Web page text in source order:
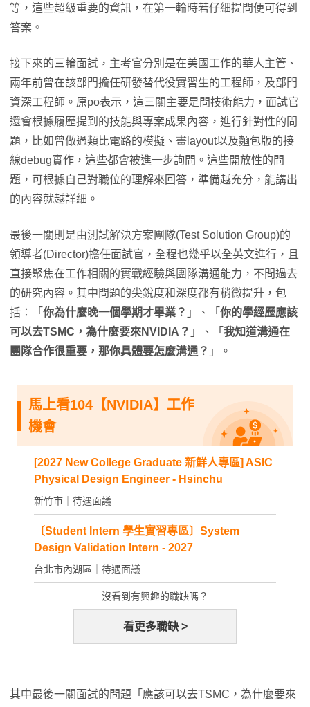
等，這些超級重要的資訊，在第一輪時若仔細提問便可得到
答案。
接下來的三輪面試，主考官分別是在美國工作的華人主管、
兩年前曾在該部門擔任研發替代役實習生的工程師，及部門
資深工程師。原po表示，這三關主要是問技術能力，面試官
還會根據履歷提到的技能與專案成果內容，進行針對性的問
題，比如曾做過類比電路的模擬、畫layout以及麵包版的接
線debug實作，這些都會被進一步詢問。這些開放性的問
題，可根據自己對職位的理解來回答，準備越充分，能講出
的內容就越詳細。
最後一關則是由測試解決方案團隊(Test Solution Group)的
領導者(Director)擔任面試官，全程也幾乎以全英文進行，且
直接聚焦在工作相關的實戰經驗與團隊溝通能力，不問過去
的研究內容。其中問題的尖銳度和深度都有稍微提升，包
括：「 你為什麼晚一個學期才畢業？ 」、「 你的學經歷應該
可以去TSMC，為什麼要來NVIDIA？ 」、「 我知道溝通在
團隊合作很重要，那你具體要怎麼溝通？ 」。
馬上看104【NVIDIA】工作
機會
[2027 New College Graduate 新鮮人專區] ASIC
Physical Design Engineer - Hsinchu
新竹市｜待遇面議
〔Student Intern 學生實習專區〕System
Design Validation Intern - 2027
台北市內湖區｜待遇面議
沒看到有興趣的職缺嗎？
看更多職缺 >
其中最後一關面試的問題「應該可以去TSMC，為什麼要來